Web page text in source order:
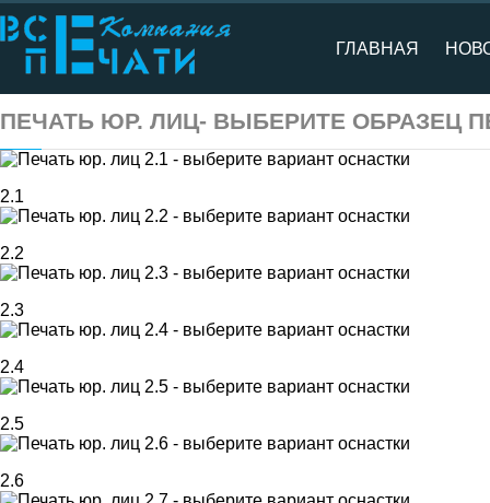
ГЛАВНАЯ
ПЕЧАТЬ ЮР. ЛИЦ- ВЫБЕРИТЕ ОБРАЗЕЦ
2.1
2.2
2.3
2.4
2.5
2.6